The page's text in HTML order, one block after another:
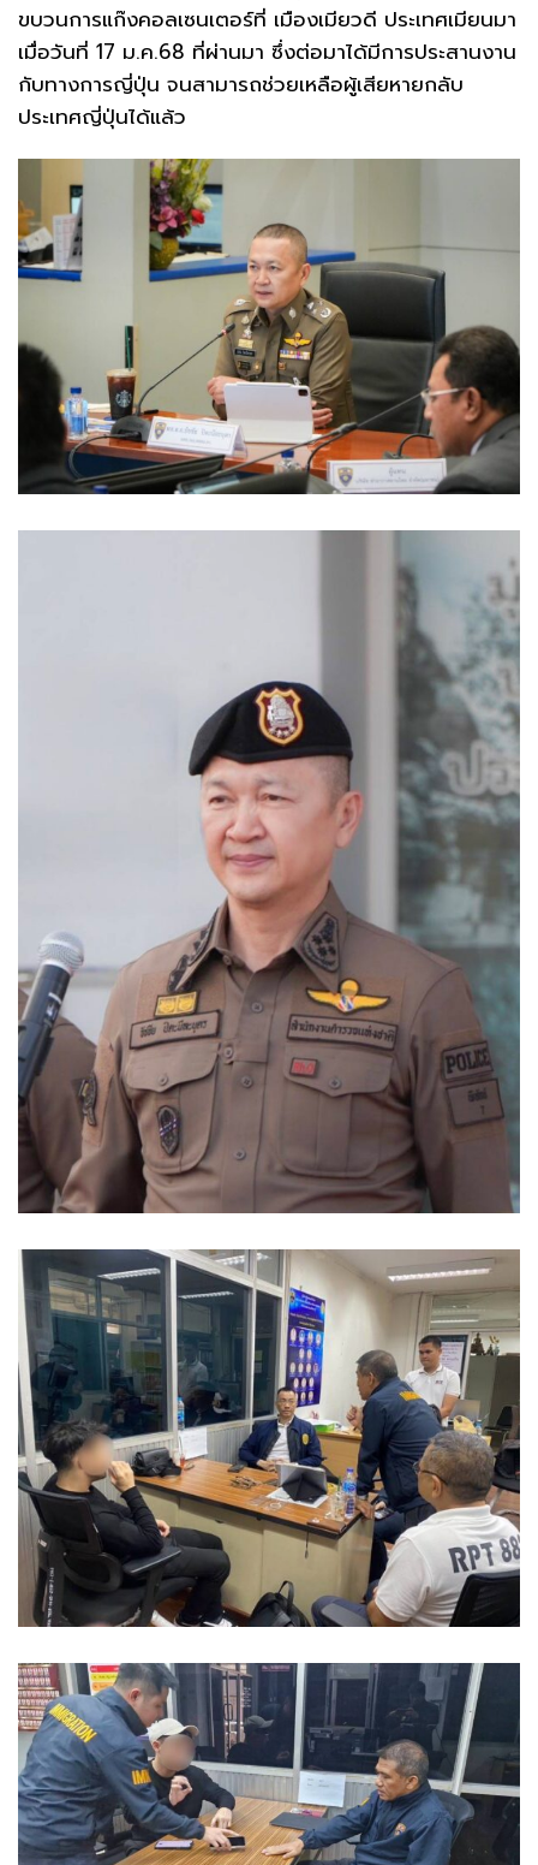
ขบวนการแก๊งคอลเซนเตอร์ที่ เมืองเมียวดี ประเทศเมียนมา
เมื่อวันที่ 17 ม.ค.68 ที่ผ่านมา ซึ่งต่อมาได้มีการประสานงาน
กับทางการญี่ปุ่น จนสามารถช่วยเหลือผู้เสียหายกลับ
ประเทศญี่ปุ่นได้แล้ว